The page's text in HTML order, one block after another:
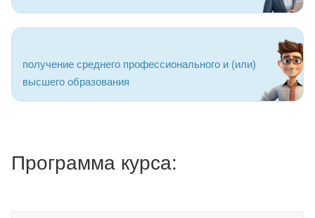
получение среднего профессионального и (или)
высшего образования
Программа курса: